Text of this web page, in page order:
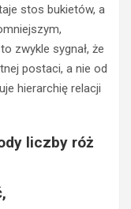
stos bukietów, a
zwykle sygnał, że
postaci, a nie od
hierarchię relacji
liczby róż